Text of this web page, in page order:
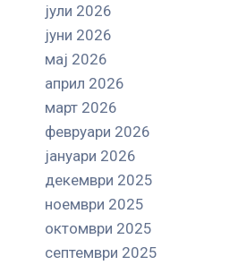
јули 2026
јуни 2026
мај 2026
април 2026
март 2026
февруари 2026
јануари 2026
декември 2025
ноември 2025
октомври 2025
септември 2025